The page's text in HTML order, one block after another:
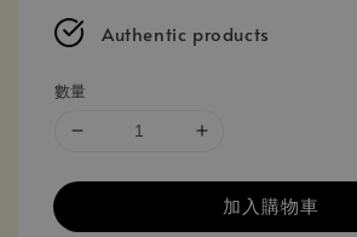
Authentic products
數量
加入購物車